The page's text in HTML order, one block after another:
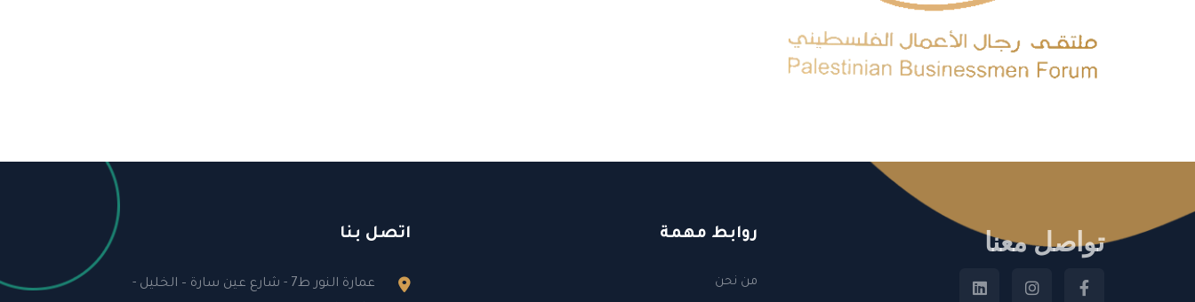
تواصل معنا روابط مهمة
من نحن
اتصل بنا
عمارة النور ط7 - شارع عين سارة – الخليل -